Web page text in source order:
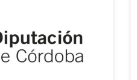
Provincial de
Provincial de
para la ejecución del
Iluminado “ (Importe
Lo que se hace